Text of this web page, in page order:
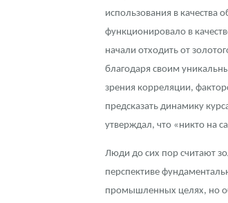
Золотой червонец Сеятель
Аксессуары
Гарри Поттер
Год Лошади
Выкуп монет
Памятка для работы с
Условия возврата
Монеты
Распродажа монет и жетонов
Итоги 2025 года. Прогноз
Cтатьи
Курс золота и серебра
Скупка слитков
Контакты
Наши преимущества
Письмо директору
Пресс-служба
использования в качества
функционировало в
начали отходить от
благодаря своим
зрения корреляции,
предсказать динамику
утверждал, что «никто на
Люди до сих пор считают
перспективе
промышленных целях, но